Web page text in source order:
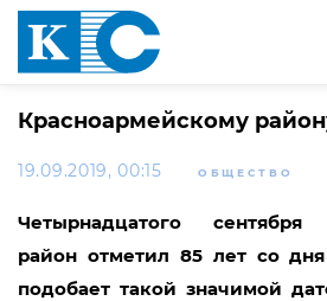
Красноармейскому
19.09.2019, 00:15 ОБЩЕСТВО
Четырнадцатого сентября
район отметил 85 лет со
подобает такой значимой